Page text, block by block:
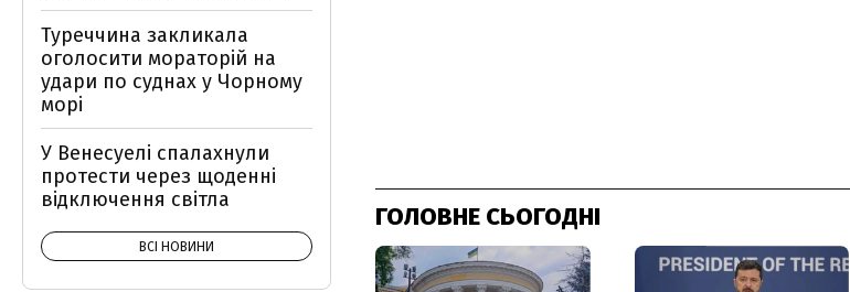
ГОЛОВНЕ СЬОГОДНІ
Туреччина закликала
оголосити мораторій на
удари по суднах у Чорному
морі
У Венесуелі спалахнули
протести через щоденні
відключення світла
ВСІ НОВИНИ